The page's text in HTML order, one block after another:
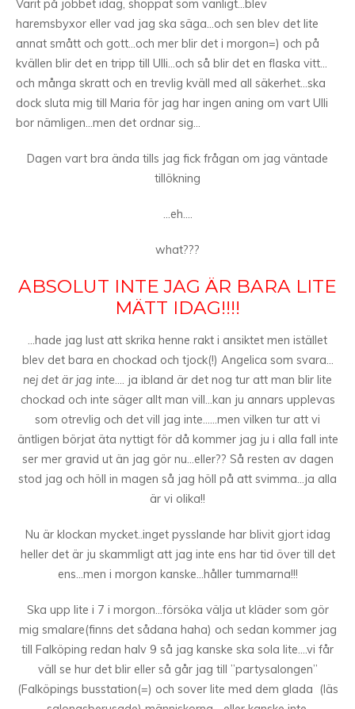
Varit på jobbet idag, shoppat som vanligt…blev
haremsbyxor eller vad jag ska säga…och sen blev det lite
annat smått och gott…och mer blir det i morgon=) och på
kvällen blir det en tripp till Ulli…och så blir det en flaska vitt…
och många skratt och en trevlig kväll med all säkerhet…ska
dock sluta mig till Maria för jag har ingen aning om vart Ulli
bor nämligen…men det ordnar sig…
Dagen vart bra ända tills jag fick frågan om jag väntade
tillökning
…eh….
what???
ABSOLUT INTE JAG ÄR BARA LITE
MÄTT IDAG!!!!
…hade jag lust att skrika henne rakt i ansiktet men istället
blev det bara en chockad och tjock(!) Angelica som svara…
nej det är jag inte…. ja ibland är det nog tur att man blir lite
chockad och inte säger allt man vill…kan ju annars upplevas
som otrevlig och det vill jag inte……men vilken tur att vi
äntligen börjat äta nyttigt för då kommer jag ju i alla fall inte
ser mer gravid ut än jag gör nu…eller?? Så resten av dagen
stod jag och höll in magen så jag höll på att svimma…ja alla
är vi olika!!
Nu är klockan mycket..inget pysslande har blivit gjort idag
heller det är ju skammligt att jag inte ens har tid över till det
ens…men i morgon kanske…håller tummarna!!!
Ska upp lite i 7 i morgon…försöka välja ut kläder som gör
mig smalare(finns det sådana haha) och sedan kommer jag
till Falköping redan halv 9 så jag kanske ska sola lite….vi får
väll se hur det blir eller så går jag till ”partysalongen”
(Falköpings busstation(=) och sover lite med dem glada (läs